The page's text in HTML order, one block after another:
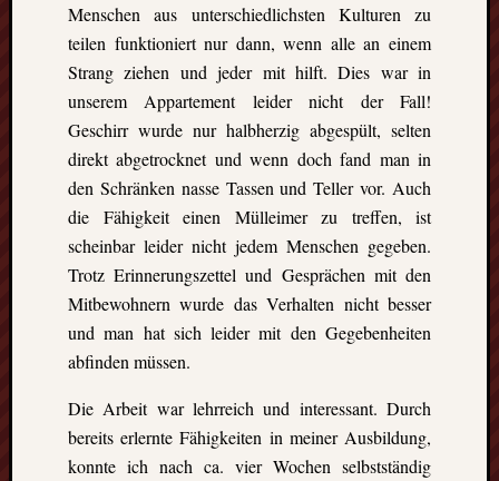
Menschen aus unterschiedlichsten Kulturen zu
teilen funktioniert nur dann, wenn alle an einem
Strang ziehen und jeder mit hilft. Dies war in
unserem Appartement leider nicht der Fall!
Geschirr wurde nur halbherzig abgespült, selten
direkt abgetrocknet und wenn doch fand man in
den Schränken nasse Tassen und Teller vor. Auch
die Fähigkeit einen Mülleimer zu treffen, ist
scheinbar leider nicht jedem Menschen gegeben.
Trotz Erinnerungszettel und Gesprächen mit den
Mitbewohnern wurde das Verhalten nicht besser
und man hat sich leider mit den Gegebenheiten
abfinden müssen.
Die Arbeit war lehrreich und interessant. Durch
bereits erlernte Fähigkeiten in meiner Ausbildung,
konnte ich nach ca. vier Wochen selbstständig